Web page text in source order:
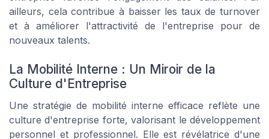
ailleurs, cela contribue à baisser les taux de turnover
et à améliorer l'attractivité de l'entreprise pour de
nouveaux talents.
La Mobilité Interne : Un Miroir de la
Culture d'Entreprise
Une stratégie de mobilité interne efficace reflète une
culture d'entreprise forte, valorisant le développement
personnel et professionnel. Elle est révélatrice d'une